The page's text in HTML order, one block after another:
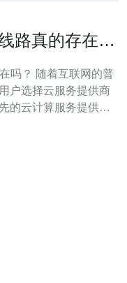
路真的存在
网的普
户选择云服务提供商
的云计算服务提供
络基础设施。其中，